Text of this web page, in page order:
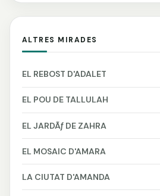
ALTRES MIRADES
EL REBOST D'ADALET
EL POU DE TALLULAH
EL JARDÃƒ DE ZAHRA
EL MOSAIC D'AMARA
LA CIUTAT D'AMANDA